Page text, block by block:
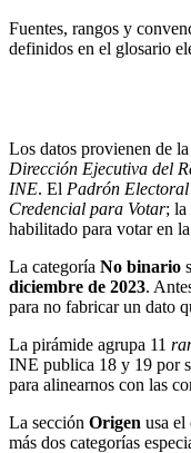
Fuentes, rangos y
definidos en el glosario
Los datos provienen de la
Dirección Ejecutiva del
INE. El Padrón Electoral
Credencial para Votar; la
habilitado para votar en
La categoría No binario
diciembre de 2023.
para no fabricar un dato
La pirámide agrupa 11
INE publica 18 y 19 por
para alinearnos con las
La sección Origen usa el
más dos categorías